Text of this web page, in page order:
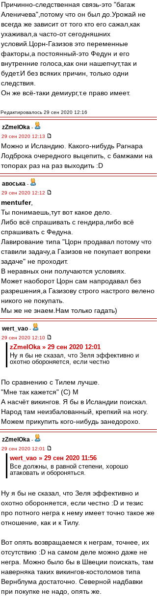
Причинно-следственная связь-это "багаж
Аленичева",потому что он был до.Урожай не
всегда же зависит от того кто его сажал,как
ухаживал,а часто-от сегодняшних
условий.Цорн-Газизов это переменные
факторы,а постоянный-это Федун и его
внутренние голоса,как они нашепчут,так и
будет.И без всяких причин, только одни
следствия.
Он же всё-таки демиург,т.е право имеет.
Редактировалось 29 сен 2020 12:16
zZmeIOka -
29 сен 2020 12:13
Можно и Исландию. Какого-нибудь Рагнара
Лодброка очередного выцепить, с бамжами на
топорах раз на раз выходить :D
авоська -
29 сен 2020 12:12
mentufer,
Ты понимаешь,тут вот какое дело.
Либо всё спрашивать с гендира,либо всё
спрашивать с Федуна.
Лавирование типа "Цорн продавал потому что
ставили задачу,а Газизов не покупает вопреки
задаче" не проходит.
В неравных они получаются условиях.
Может наоборот Цорн сам напродавал без
разрешения,а Газизову строго настрого велено
никого не покупать.
Мы же не знаем.Нам только гадать)
wert_vao -
29 сен 2020 12:10
zZmeIOka » 29 сен 2020 12:01
Ну я бы не сказал, что Зеля эффективно и
охотно обороняется, если честно
По сравнению с Тилем лучше.
"Мне так кажется" (С) М
А насчёт викингов. Я бы в Исландии поискал.
Народ там неизбалованный, крепкий на ногу.
Можем прикупить кого-нибудь занедорохо.
zZmeIOka -
29 сен 2020 12:01
wert_vao » 29 сен 2020 11:56
Все должны, в равной степени, хорошо
атаковать и обороняться.
Ну я бы не сказал, что Зеля эффективно и
охотно обороняется, если честно :D и тезис
про потного негра к нему имеет точно такое же
отношение, как и к Тилу.
Вот опять возвращаемся к неграм, точнее, их
отсутствию :D на самом деле можно даже не
негра. Можно было бы в Швеции поискать, там
наверняка таких викингов-костоломов типа
Вернблума достаточно. Северной надбавки
при покупке не надо, опять же.